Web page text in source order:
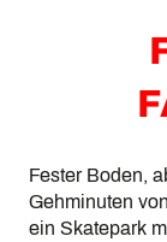
Fester Boden,
Gehminuten
ein Skatepark